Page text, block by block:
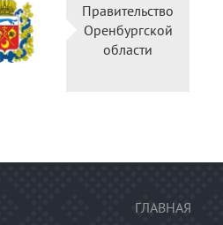
Правительство
Оренбургской
области
ГЛАВНАЯ